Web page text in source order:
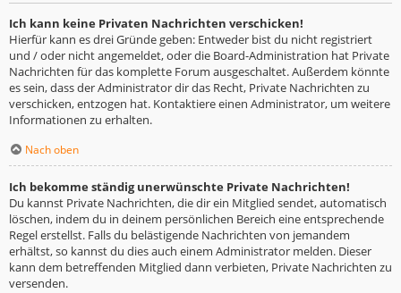
Ich kann keine Privaten Nachrichten verschicken!
Hierfür kann es drei Gründe geben: Entweder bist du nicht registriert
und / oder nicht angemeldet, oder die Board-Administration hat Private
Nachrichten für das komplette Forum ausgeschaltet. Außerdem könnte
es sein, dass der Administrator dir das Recht, Private Nachrichten zu
verschicken, entzogen hat. Kontaktiere einen Administrator, um weitere
Informationen zu erhalten.
Nach oben
Ich bekomme ständig unerwünschte Private Nachrichten!
Du kannst Private Nachrichten, die dir ein Mitglied sendet, automatisch
löschen, indem du in deinem persönlichen Bereich eine entsprechende
Regel erstellst. Falls du belästigende Nachrichten von jemandem
erhältst, so kannst du dies auch einem Administrator melden. Dieser
kann dem betreffenden Mitglied dann verbieten, Private Nachrichten zu
versenden.